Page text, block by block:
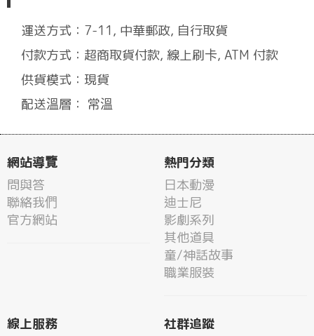
運送方式：7-11, 中華郵政, 自行取貨
付款方式：超商取貨付款, 線上刷卡, ATM 付款
供貨模式：現貨
配送溫層： 常溫
網站導覽
問與答
聯絡我們
官方網站
熱門分類
日本動漫
迪士尼
影劇系列
其他道具
童/神話故事
職業服裝
線上服務
社群追蹤